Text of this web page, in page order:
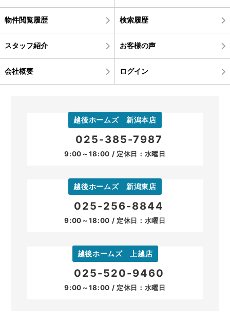
物件閲覧履歴 検索履歴
スタッフ紹介 お客様の声
会社概要 ログイン
越後ホームズ 新潟本店
025-385-7987
9:00～18:00 / 定休日：水曜日
越後ホームズ 新潟東店
025-256-8844
9:00～18:00 / 定休日：水曜日
越後ホームズ 上越店
025-520-9460
9:00～18:00 / 定休日：水曜日